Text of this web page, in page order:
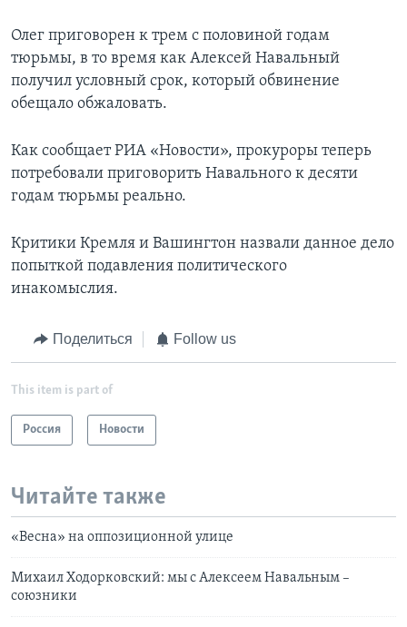
Олег приговорен к трем с половиной годам
тюрьмы, в то время как Алексей Навальный
получил условный срок, который обвинение
обещало обжаловать.
Как сообщает РИА «Новости», прокуроры теперь
потребовали приговорить Навального к десяти
годам тюрьмы реально.
Критики Кремля и Вашингтон назвали данное дело
попыткой подавления политического
инакомыслия.
Поделиться Follow us
This item is part of
Россия Новости
Читайте также
«Весна» на оппозиционной улице
Михаил Ходорковский: мы с Алексеем Навальным –
союзники